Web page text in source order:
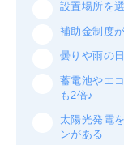
設置場所を
補助金制度
曇りや雨の
蓄電池やエ
も2倍♪
太陽光発電
ンがある